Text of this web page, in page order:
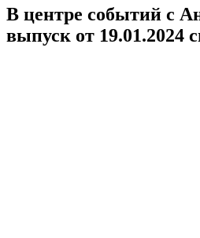
В центре событий с
выпуск от 19.01.2024